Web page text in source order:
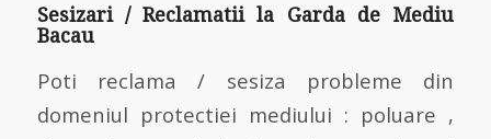
Sesizari / Reclamatii la Garda de Mediu
Bacau
Poti reclama / sesiza probleme din
domeniul protectiei mediului : poluare ,